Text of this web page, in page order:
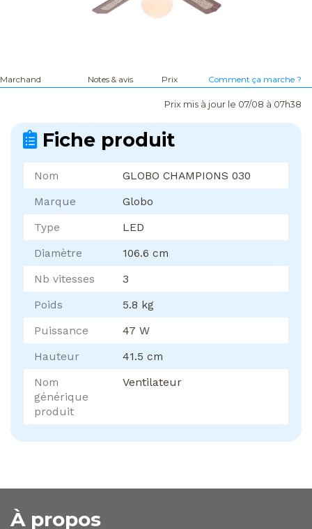
Marchand Notes & avis Prix Comment ça marche ?
Prix mis à jour le 07/08 à 07h38
Fiche produit
Nom
GLOBO CHAMPIONS 030
Marque
Globo
Type
LED
Diamètre
106.6 cm
Nb vitesses
3
Poids
5.8 kg
Puissance
47 W
Hauteur
41.5 cm
Nom
générique
produit
Ventilateur
À propos